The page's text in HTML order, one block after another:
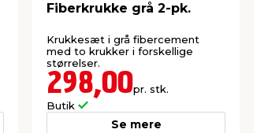
Fiberkrukke grå 2-pk.
Krukkesæt i grå fibercement
med to krukker i forskellige
størrelser.
298,00pr. stk.
Butik
Se mere